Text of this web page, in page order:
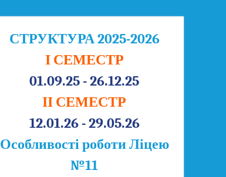
СТРУКТУРА 2025-2026
І СЕМЕСТР
01.09.25 - 26.12.25
ІІ СЕМЕСТР
12.01.26 - 29.05.26
Особливості роботи Ліцею
№11